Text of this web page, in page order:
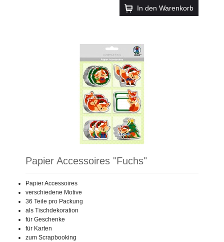
In den Warenkorb
Papier Accessoires "Fuchs"
Papier Accessoires
verschiedene Motive
36 Teile pro Packung
als Tischdekoration
für Geschenke
für Karten
zum Scrapbooking